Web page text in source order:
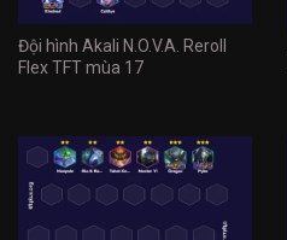
Đội hình Akali N.O.V.A. Reroll
Flex TFT mùa 17